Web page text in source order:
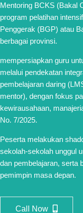
Mentoring BCKS (Bakal
program pelatihan
Penggerak (BGP) atau
berbagai provinsi.
mempersiapkan guru
melalui pendekatan
pembelajaran daring
mentor), dengan fokus
kewirausahaan,
No. 7/2025.
Peserta melakukan
sekolah-sekolah unggul
dan pembelajaran, serta
pemimpin masa depan.
Call Now